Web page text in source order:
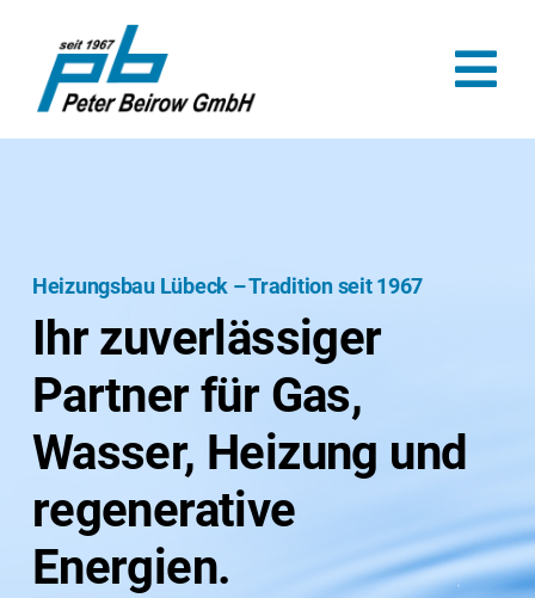
springen
Referenzen
Unternehmen
Heizungsbau Lübeck – Tradition seit 1967
Ihr zuverlässiger
Partner für Gas,
Wasser, Heizung und
regenerative
Energien.